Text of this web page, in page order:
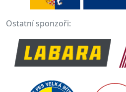
Ostatní sponzoři: